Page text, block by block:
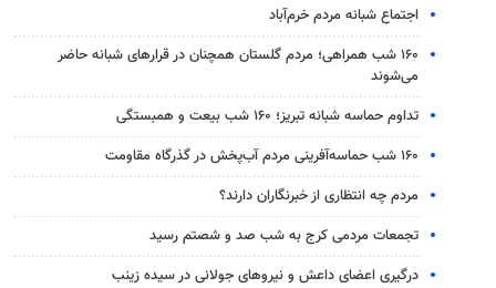
اجتماع شبانه مردم خرم‌آباد
۱۶۰ شب همراهی؛ مردم گلستان همچنان در قرارهای شبانه حاضر
می‌شوند
تداوم حماسه شبانه تبریز؛ ۱۶۰ شب بیعت و همبستگی
۱۶۰ شب حماسه‌آفرینی مردم آب‌پخش در گذرگاه مقاومت
مردم چه انتظاری از خبرنگاران دارند؟
تجمعات مردمی کرج به شب صد و شصتم رسید
درگیری اعضای داعش و نیروهای جولانی در سیده زینب